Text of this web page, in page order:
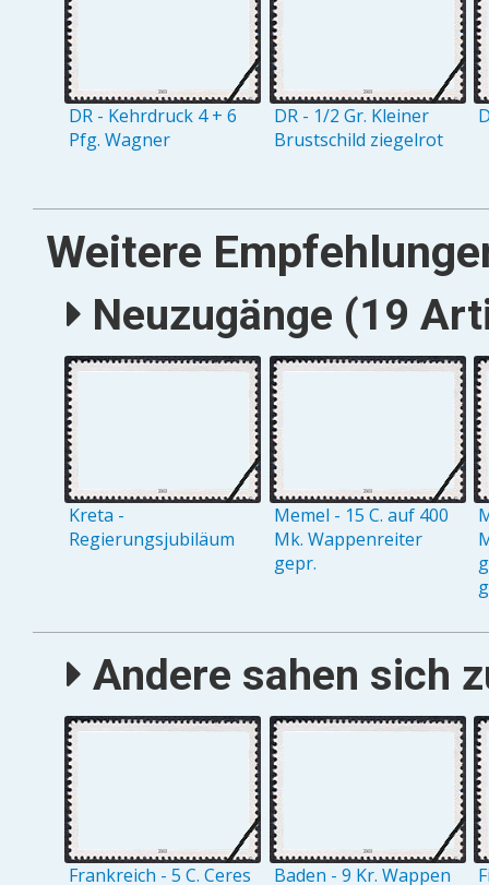
DR - Kehrdruck 4 + 6
Pfg. Wagner
DR - 1/2 Gr. Kleiner
Brustschild ziegelrot
Weitere
Neuzugänge (19
Kreta -
Regierungsjubiläum
Memel - 15 C. auf 400
Mk. Wappenreiter
gepr.
Andere sahen sich
Frankreich - 5 C. Ceres
Baden - 9 Kr. Wappen